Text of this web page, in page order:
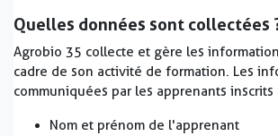
Quelles données sont collectées
Agrobio 35 collecte et gère les
cadre de son activité de formation. Les
communiquées par les apprenants
Nom et prénom de l'apprenant